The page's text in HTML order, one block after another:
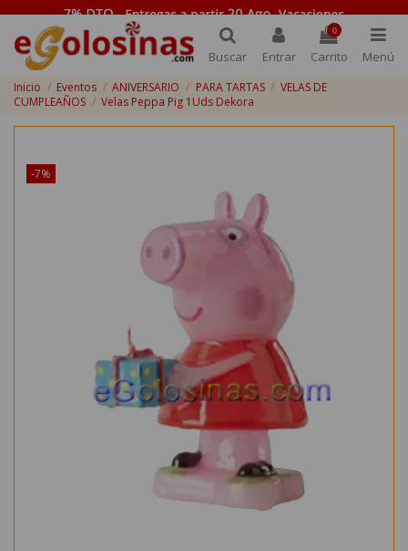
Buscar Entrar
0
Carrito Menú
Inicio Eventos ANIVERSARIO PARA TARTAS
VELAS DE
CUMPLEAÑOS
Velas Peppa Pig 1Uds Dekora
-7%